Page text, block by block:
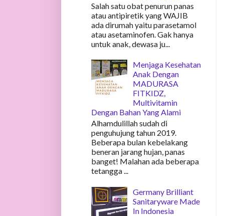
Salah satu obat penurun panas
atau antipiretik yang WAJIB
ada dirumah yaitu parasetamol
atau asetaminofen. Gak hanya
untuk anak, dewasa ju...
Menjaga Kesehatan
Anak Dengan
MADURASA
FITKIDZ,
Multivitamin
Dengan Bahan Yang Alami
Alhamdulillah sudah di
penguhujung tahun 2019.
Beberapa bulan kebelakang
beneran jarang hujan, panas
banget! Malahan ada beberapa
tetangga ...
Germany Brilliant
Sanitaryware Made
In Indonesia